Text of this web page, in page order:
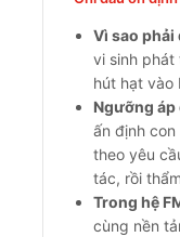
Vì sao phải
vi sinh phát
hút hạt vào
Ngưỡng áp
ấn định
theo yêu
tác, rồi
Trong hệ
cùng nền